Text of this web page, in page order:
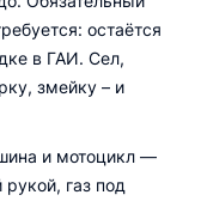
остаётся
в ГАИ. Сел,
змейку – и
и мотоцикл —
газ под